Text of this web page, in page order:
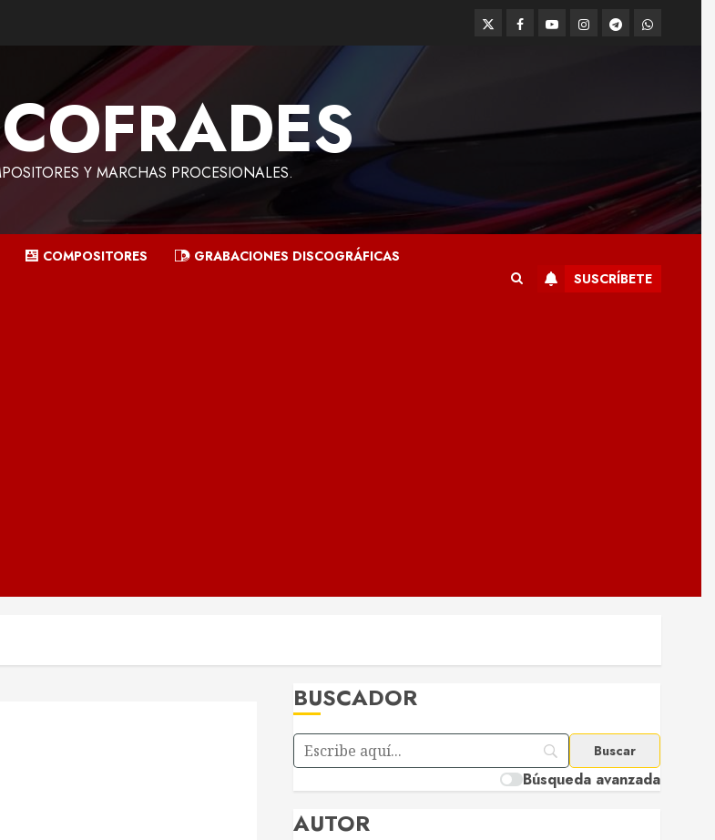
TwitterFacebook
YoutubeInstagram
TelegramWhatsApp
Y MARCHAS PROCESIONALES.
COMPOSITORES GRABACIONES DISCOGRÁFICAS
SUSCRÍBETE
BUSCADOR
Búsqueda avanzada
AUTOR